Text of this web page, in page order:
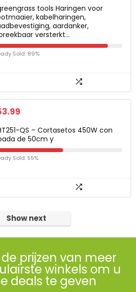
tools Haringen voor
kabelharingen,
aardanker,
versterkt…
Sold: 89%
QS – Cortasetos 450W con
de 50cm y
Sold: 55%
Show next
prijzen van meer
winkels om u
deals te geven